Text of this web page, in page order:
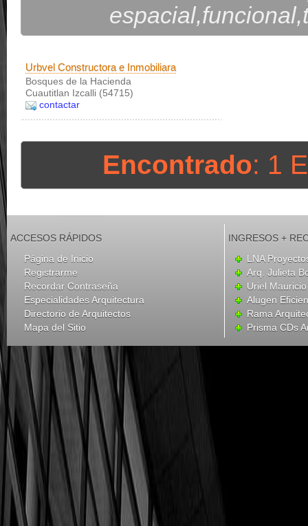
Urbvel Constructora e Inmobiliara
Bosques de la Hacienda
Cuautitlan Izcalli (54715)
contactar
Encontrado: 1
ACCESOS RÁPIDOS
Página de Inicio
Registrarme
Recordar Contraseña
Especialidades Arquitectura
Directorio de Arquitectos
Mapa del Sitio
INGRESOS +
LNA
Arq. Julieta
Uriel
Alugen
Rama
Prisma CDs